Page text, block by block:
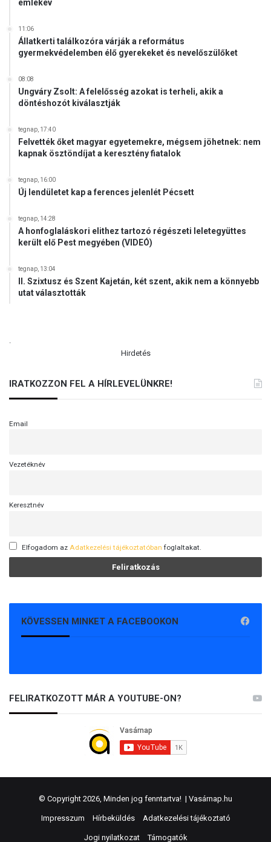
emlékév
11:06
Állatkerti találkozóra várják a református
gyermekvédelemben élő gyerekeket és nevelőszülőket
08:08
Ungváry Zsolt: A felelősség azokat is terheli, akik a
döntéshozót kiválasztják
tegnap, 17:40
Felvették őket magyar egyetemekre, mégsem jöhetnek: nem
kapnak ösztöndíjat a keresztény fiatalok
tegnap, 16:00
Új lendületet kap a ferences jelenlét Pécsett
tegnap, 14:28
A honfoglaláskori elithez tartozó régészeti leletegyüttes
került elő Pest megyében (VIDEÓ)
tegnap, 13:04
II. Szixtusz és Szent Kajetán, két szent, akik nem a könnyebb
utat választották
Hirdetés
IRATKOZZON FEL A HÍRLEVELÜNKRE!
Email
Vezetéknév
Keresztnév
Elfogadom az Adatkezelési tájékoztatóban foglaltakat.
KÖVESSEN MINKET A FACEBOOKON
FELIRATKOZOTT MÁR A YOUTUBE-ON?
© Copyright 2026, Minden jog fenntartva! | Vasárnap.hu
Impresszum Hírbeküldés Adatkezelési tájékoztató
Jogi nyilatkozat Támogatók